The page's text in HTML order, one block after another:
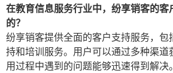
在教育信息服务行业中，纷享销客的客
的？
纷享销客提供全面的客户支持服务，包
持和培训服务。用户可以通过多种渠道
用过程中遇到的问题能够迅速得到解决